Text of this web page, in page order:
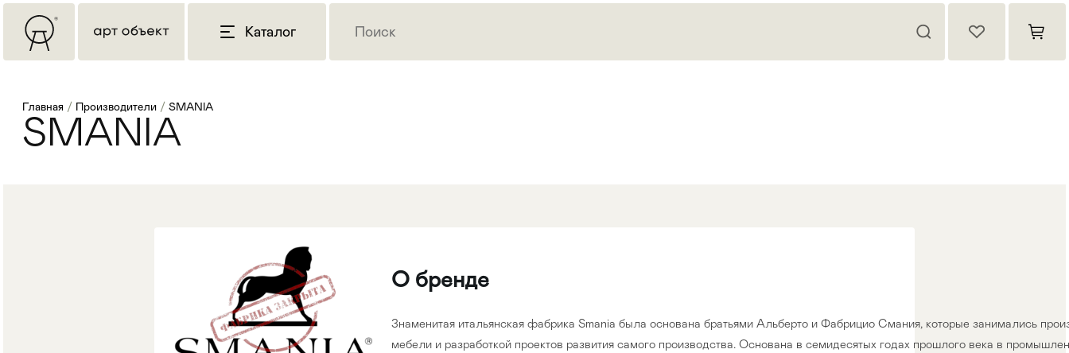
Каталог
Главная / Производители / SMANIA
SMANIA
О бренде
Знаменитая итальянская фабрика Smania была основана братьями Альберто и Фабрицио Смания, которые занимались
мебели и разработкой проектов развития самого производства. Основана в семидесятых годах прошлого века в